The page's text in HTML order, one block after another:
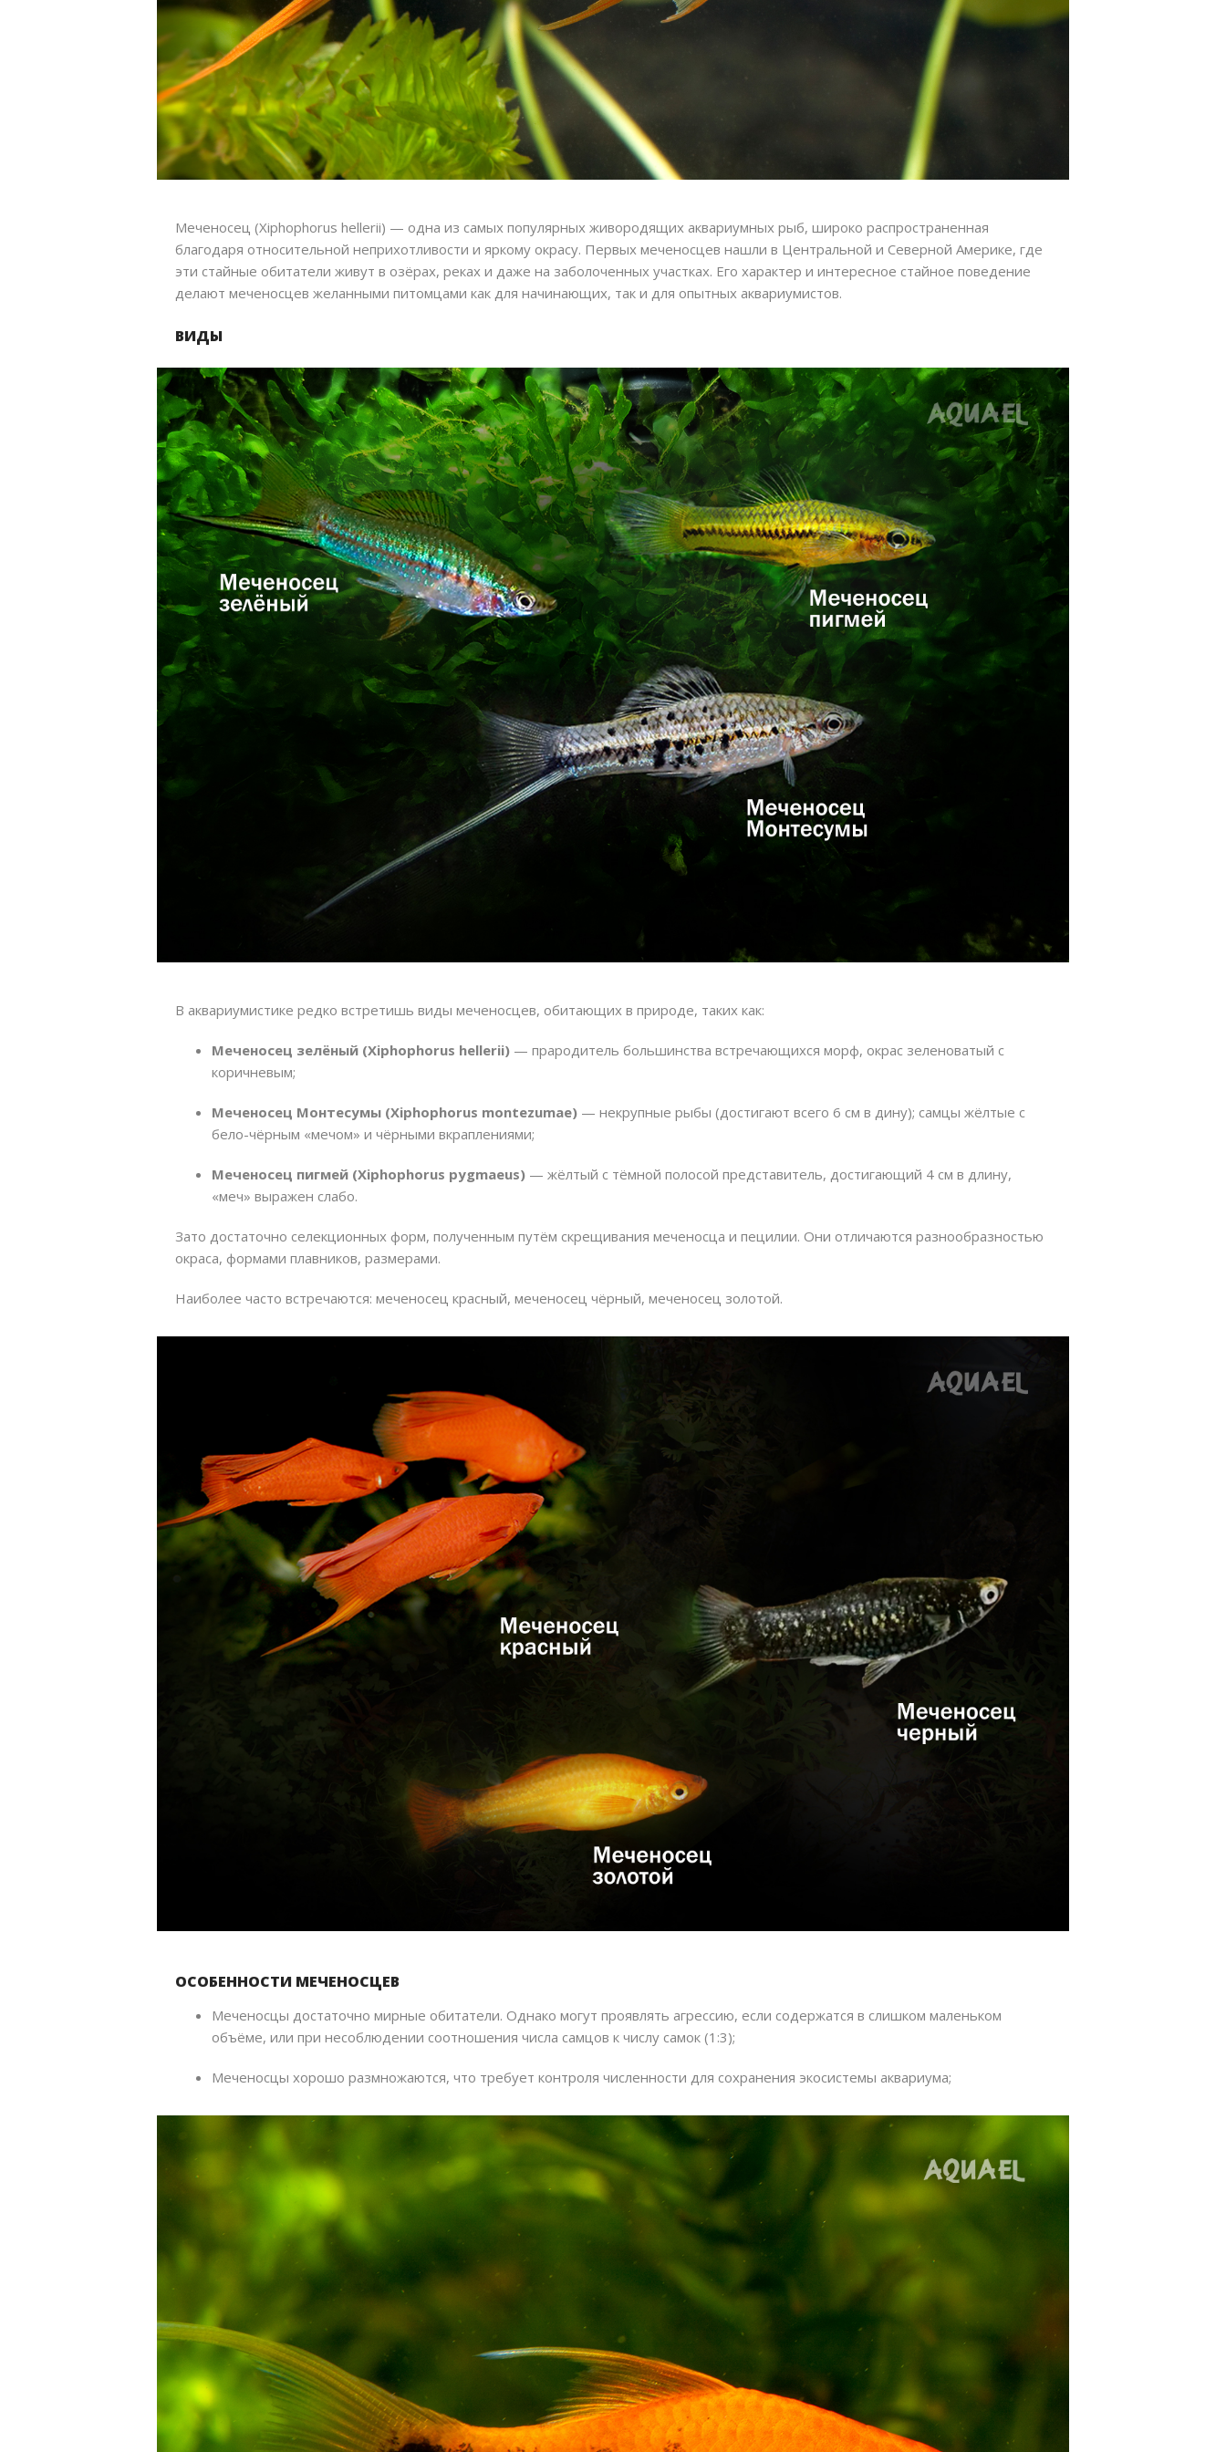
Меченосец (Xiphophorus hellerii) — одна из самых популярных живородящих аквариумных рыб, широко распространенная
благодаря относительной неприхотливости и яркому окрасу. Первых меченосцев нашли в Центральной и Северной Америке, где
эти стайные обитатели живут в озёрах, реках и даже на заболоченных участках. Его характер и интересное стайное поведение
делают меченосцев желанными питомцами как для начинающих, так и для опытных аквариумистов.
ВИДЫ
В аквариумистике редко встретишь виды меченосцев, обитающих в природе, таких как:
Меченосец зелёный (Xiphophorus hellerii) — прародитель большинства встречающихся морф, окрас зеленоватый с
коричневым;
Меченосец Монтесумы (Xiphophorus montezumae) — некрупные рыбы (достигают всего 6 см в дину); самцы жёлтые с
бело-чёрным «мечом» и чёрными вкраплениями;
Меченосец пигмей (Xiphophorus pygmaeus) — жёлтый с тёмной полосой представитель, достигающий 4 см в длину,
«меч» выражен слабо.
Зато достаточно селекционных форм, полученным путём скрещивания меченосца и пецилии. Они отличаются разнообразностью
окраса, формами плавников, размерами.
Наиболее часто встречаются: меченосец красный, меченосец чёрный, меченосец золотой.
ОСОБЕННОСТИ МЕЧЕНОСЦЕВ
Меченосцы достаточно мирные обитатели. Однако могут проявлять агрессию, если содержатся в слишком маленьком
объёме, или при несоблюдении соотношения числа самцов к числу самок (1:3);
Меченосцы хорошо размножаются, что требует контроля численности для сохранения экосистемы аквариума;
ПОИСК